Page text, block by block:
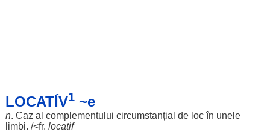
LOCATÍV1~e
n. Caz al complementului circumstanțial de locîn unele
limbi. /<fr. locatif